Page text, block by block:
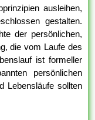
ausleihen,
gestalten.
der persönlichen,
die vom Laufe des
ist formeller
persönlichen
Lebensläufe sollten